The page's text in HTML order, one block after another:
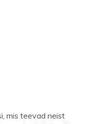
mis teevad neist